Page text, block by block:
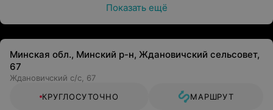
Показать ещё
Минская обл., Минский р-н, Ждановичский сельсовет,
67
Ждановичский с/с, 67
КРУГЛОСУТОЧНО
МАРШРУТ